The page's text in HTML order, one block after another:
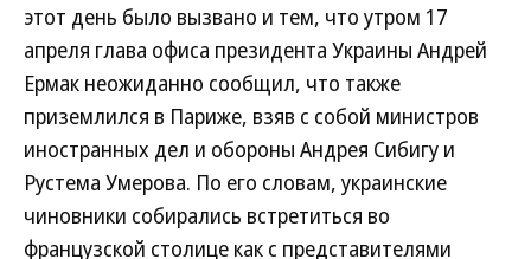
этот день было вызвано и тем, что утром 17
апреля глава офиса президента Украины Андрей
Ермак неожиданно сообщил, что также
приземлился в Париже, взяв с собой министров
иностранных дел и обороны Андрея Сибигу и
Рустема Умерова. По его словам, украинские
чиновники собирались встретиться во
французской столице как с представителями